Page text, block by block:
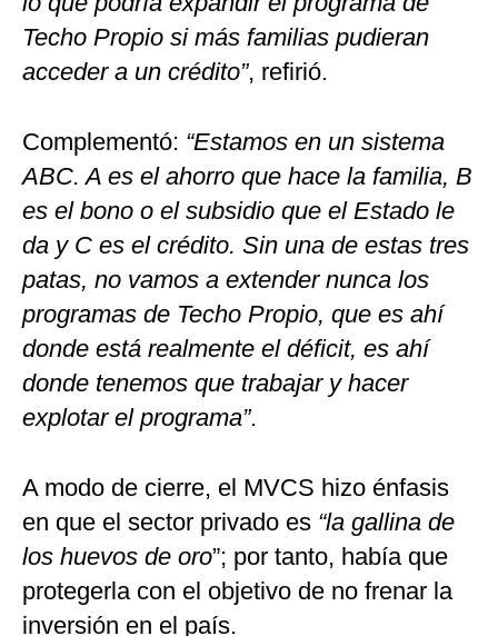
Techo Propio si más familias pudieran
acceder a un crédito”, refirió.
Complementó: “Estamos en un sistema
ABC. A es el ahorro que hace la familia, B
es el bono o el subsidio que el Estado le
da y C es el crédito. Sin una de estas tres
patas, no vamos a extender nunca los
programas de Techo Propio, que es ahí
donde está realmente el déficit, es ahí
donde tenemos que trabajar y hacer
explotar el programa”.
A modo de cierre, el MVCS hizo énfasis
en que el sector privado es “la gallina de
los huevos de oro”; por tanto, había que
protegerla con el objetivo de no frenar la
inversión en el país.